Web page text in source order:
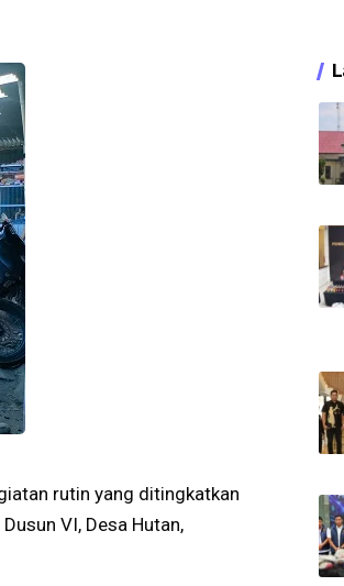
rutin yang ditingkatkan
VI, Desa Hutan,